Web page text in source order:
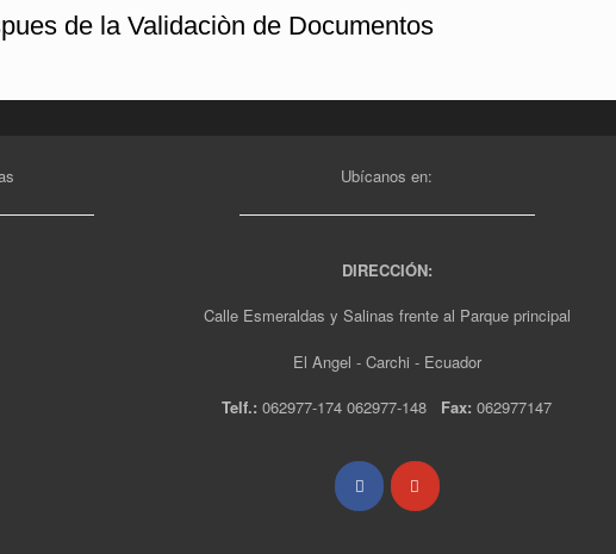
de la Validaciòn de Documentos
Ubícanos en:
DIRECCIÓN:
Calle Esmeraldas y Salinas frente al Parque principal
El Angel - Carchi - Ecuador
Telf.:062977-174 062977-148 Fax:062977147